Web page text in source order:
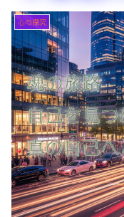
心の探究